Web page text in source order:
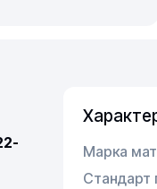
Марка
Стандарт